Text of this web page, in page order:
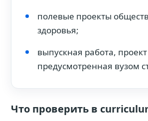
полевые проекты
здоровья;
выпускная работа,
предусмотренная вузом
Что проверить в